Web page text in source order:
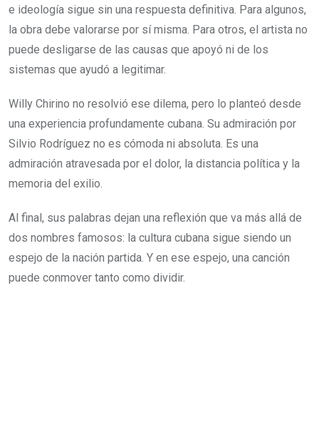
e ideología sigue sin una respuesta definitiva. Para algunos,
la obra debe valorarse por sí misma. Para otros, el artista no
puede desligarse de las causas que apoyó ni de los
sistemas que ayudó a legitimar.
Willy Chirino no resolvió ese dilema, pero lo planteó desde
una experiencia profundamente cubana. Su admiración por
Silvio Rodríguez no es cómoda ni absoluta. Es una
admiración atravesada por el dolor, la distancia política y la
memoria del exilio.
Al final, sus palabras dejan una reflexión que va más allá de
dos nombres famosos: la cultura cubana sigue siendo un
espejo de la nación partida. Y en ese espejo, una canción
puede conmover tanto como dividir.